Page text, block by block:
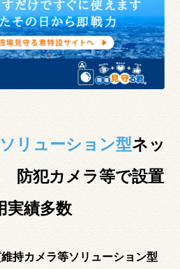
ソリューション型ネッ
防犯カメラ等で設置
実績多数
持カメラ等ソリューション型